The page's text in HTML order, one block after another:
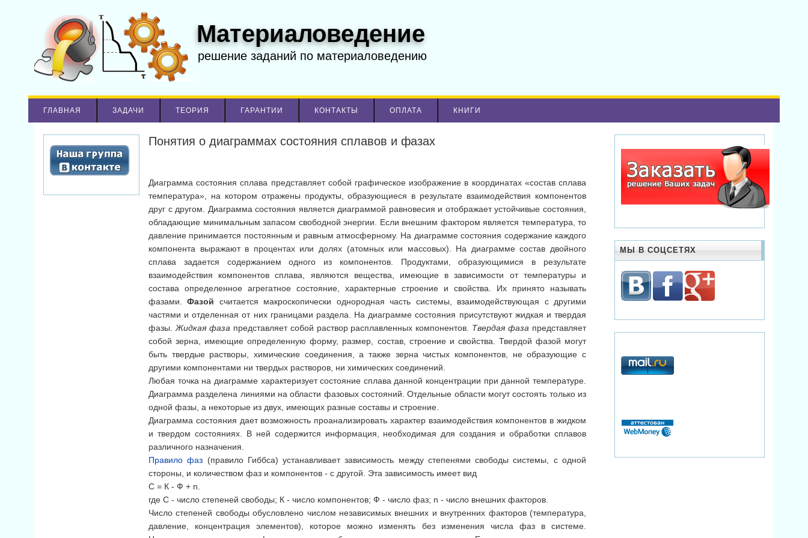
Материаловедение
решение заданий по материаловедению
ГЛАВНАЯ ЗАДАЧИ ТЕОРИЯ ГАРАНТИИ КОНТАКТЫ ОПЛАТА КНИГИ
Понятия о диаграммах состояния сплавов и фазах
Диаграмма состояния сплава представляет собой графическое изображение в координатах «состав сплава
температура», на котором отражены продукты, образующиеся в результате взаимодействия компонентов
друг с другом. Диаграмма состояния является диаграммой равновесия и отображает устойчивые состояния,
обладающие минимальным запасом свободной энергии. Если внешним фактором является температура, то
давление принимается постоянным и равным атмосферному. На диаграмме состояния содержание каждого
компонента выражают в процентах или долях (атомных или массовых). На диаграмме состав двойного
сплава задается содержанием одного из компонентов. Продуктами, образующимися в результате
взаимодействия компонентов сплава, являются вещества, имеющие в зависимости от температуры и
состава определенное агрегатное состояние, характерные строение и свойства. Их принято называть
фазами.Фазой считается макроскопически однородная часть системы, взаимодействующая с другими
частями и отделенная от них границами раздела. На диаграмме состояния присутствуют жидкая и твердая
фазы. Жидкая фаза представляет собой раствор расплавленных компонентов. Твердая фаза представляет
собой зерна, имеющие определенную форму, размер, состав, строение и свойства. Твердой фазой могут
быть твердые растворы, химические соединения, а также зерна чистых компонентов, не образующие с
другими компонентами ни твердых растворов, ни химических соединений.
Любая точка на диаграмме характеризует состояние сплава данной концентрации при данной температуре.
Диаграмма разделена линиями на области фазовых состояний. Отдельные области могут состоять только из
одной фазы, а некоторые из двух, имеющих разные составы и строение.
Диаграмма состояния дает возможность проанализировать характер взаимодействия компонентов в жидком
и твердом состояниях. В ней содержится информация, необходимая для создания и обработки сплавов
различного назначения.
Правило фаз (правило Гиббса) устанавливает зависимость между степенями свободы системы, с одной
стороны, и количеством фаз и компонентов - с другой. Эта зависимость имеет вид
С = К - Ф + n.
где С - число степеней свободы; К - число компонентов; Ф - число фаз; n - число внешних факторов.
Число степеней свободы обусловлено числом независимых внешних и внутренних факторов (температура,
давление, концентрация элементов), которое можно изменять без изменения числа фаз в системе.
МЫ В СОЦСЕТЯХ